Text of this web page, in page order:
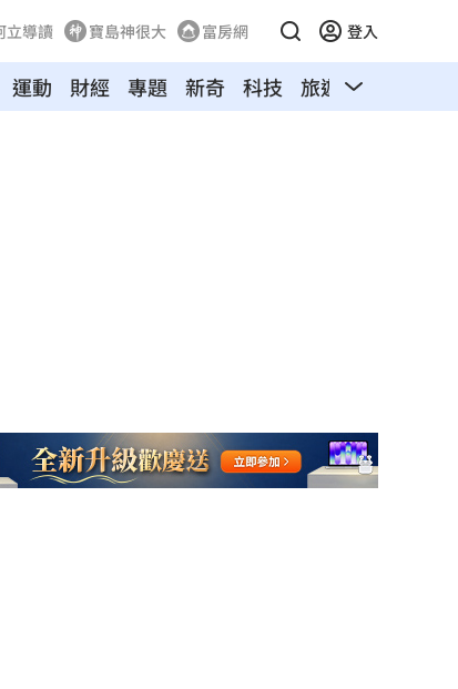
立導讀 寶島神很大 富房網 登入
運動 財經 專題 新奇 科技 旅遊 汽車